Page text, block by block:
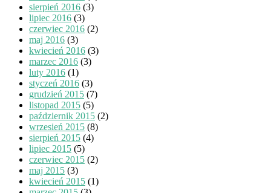
sierpień 2016 (3)
lipiec 2016 (3)
czerwiec 2016 (2)
maj 2016 (3)
kwiecień 2016 (3)
marzec 2016 (3)
luty 2016 (1)
styczeń 2016 (3)
grudzień 2015 (7)
listopad 2015 (5)
październik 2015 (2)
wrzesień 2015 (8)
sierpień 2015 (4)
lipiec 2015 (5)
czerwiec 2015 (2)
maj 2015 (3)
kwiecień 2015 (1)